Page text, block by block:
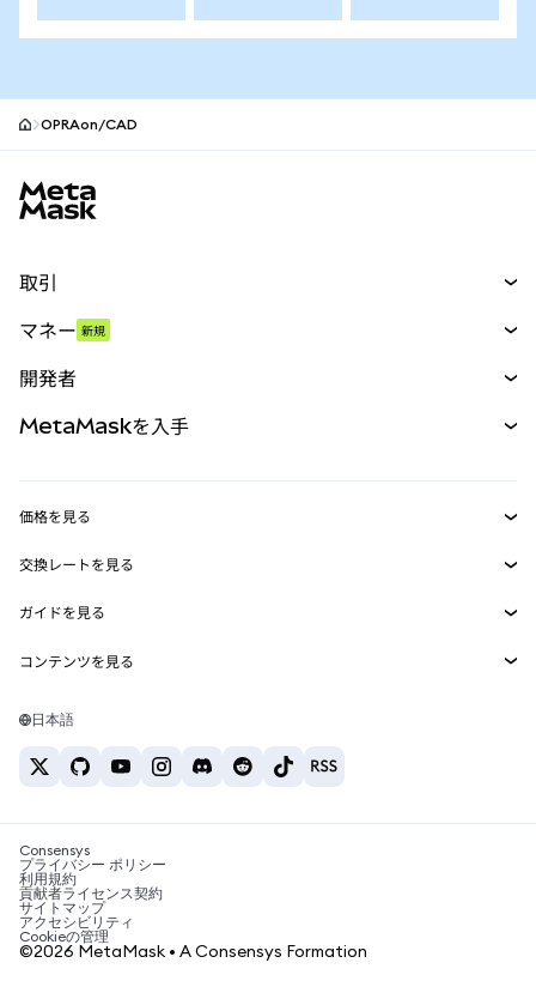
OPRAon/CAD
取引
パーペチュアル
RWA
マネー 新規
開発者
MetaMask Connect
Snaps
Web3サービス
MetaMaskを入手
セキュリティ
サポート
キャリア
お問い合わせ
価格を見る
イーサリアムの価格
Solanaの価格
Tetherの価格
交換レートを見る
ETH→USD
USDT→INR
BTC→INR
ETH→USDT
ガイドを見る
ETHの購入
USDTの購入
SHIBの購入
BNBの購入
コンテンツを見る
Solanaウォレット
税制関連ニュース
暗号資産の購入方法は？
ビットコインを売るには？
日本語
Consensys
プライバシー ポリシー
利用規約
貢献者ライセンス契約
サイトマップ
アクセシビリティ
Cookieの管理
©2026 MetaMask • A Consensys Formation